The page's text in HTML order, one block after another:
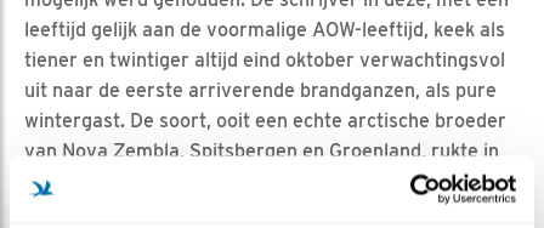
leeftijd gelijk aan de voormalige AOW-leeftijd, keek als
tiener en twintiger altijd eind oktober verwachtingsvol
uit naar de eerste arriverende brandganzen, als pure
wintergast. De soort, ooit een echte arctische broeder
van Nova Zembla, Spitsbergen en Groenland, rukte in
de zeventiger en tachtiger jaren heel geleidelijk via de
eilanden in de Oostzee op naar West-Europa en is daar